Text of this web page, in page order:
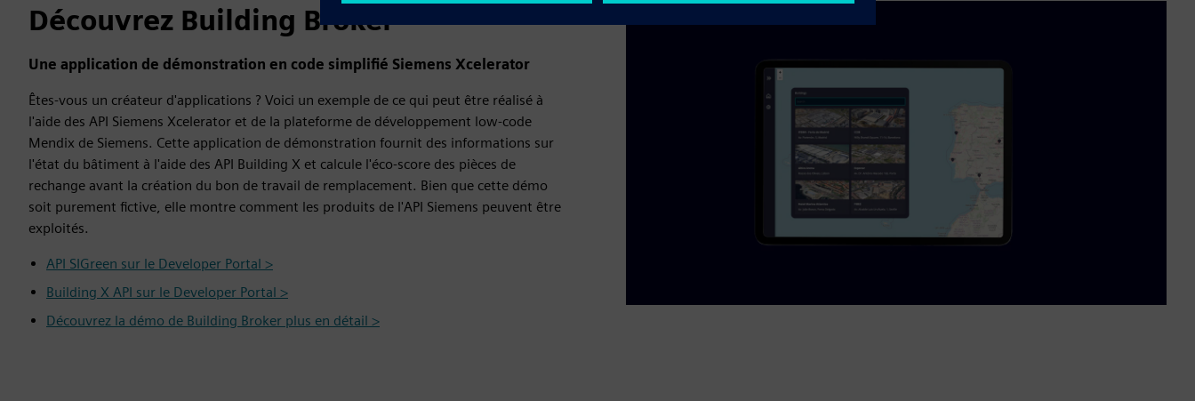
Découvrez Building Broker
Une application de démonstration en code simplifié Siemens Xcelerator
Êtes-vous un créateur d'applications ? Voici un exemple de ce qui peut être réalisé à
l'aide des API Siemens Xcelerator et de la plateforme de développement low-code
Mendix de Siemens. Cette application de démonstration fournit des informations sur
l'état du bâtiment à l'aide des API Building X et calcule l'éco-score des pièces de
rechange avant la création du bon de travail de remplacement. Bien que cette démo
soit purement fictive, elle montre comment les produits de l'API Siemens peuvent être
exploités.
API SIGreen sur le Developer Portal >
Building X API sur le Developer Portal >
Découvrez la démo de Building Broker plus en détail >